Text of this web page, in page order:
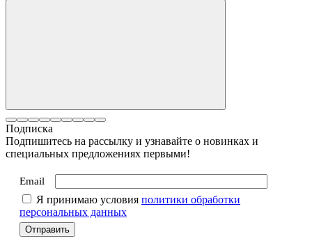
Подписка
Подпишитесь на рассылку и узнавайте о новинках и
специальных предложениях первыми!
Email
Я принимаю условия политики обработки
персональных данных